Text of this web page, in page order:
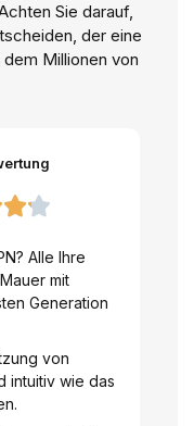
Sie darauf,
der eine
Millionen von

Alle Ihre
mit
Generation
von
intuitiv wie das